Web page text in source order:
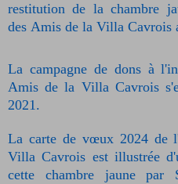
restitution de la chambre
des Amis de la Villa Cavrois
La campagne de dons à
Amis de la Villa Cavrois
2021.
La carte de vœux 2024 de
Villa Cavrois est illustrée
cette chambre jaune par